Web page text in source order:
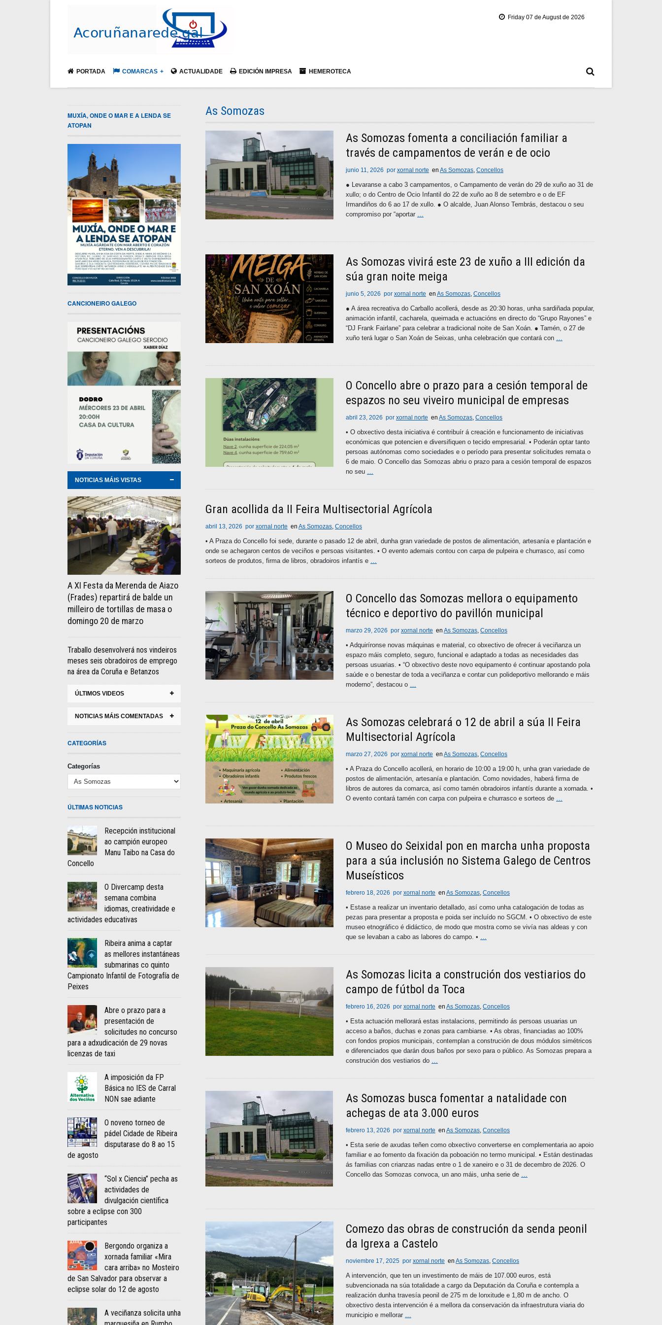
Friday 07 de August de 2026
PORTADA COMARCAS ACTUALIDADE EDICIÓN IMPRESA HEMEROTECA
As Somozas
As Somozas fomenta a conciliación familiar a
través de campamentos de verán e de ocio
junio 11, 2026 por xornal norte en As Somozas, Concellos
● Levaranse a cabo 3 campamentos, o Campamento de verán do 29 de xuño ao 31 de
xullo; o do Centro de Ocio Infantil do 22 de xuño ao 8 de setembro e o de EF
Irmandiños do 6 ao 17 de xullo. ● O alcalde, Juan Alonso Tembrás, destacou o seu
compromiso por “aportar …
As Somozas vivirá este 23 de xuño a III edición da
súa gran noite meiga
junio 5, 2026 por xornal norte en As Somozas, Concellos
● A área recreativa do Carballo acollerá, desde as 20:30 horas, unha sardiñada popular,
animación infantil, cacharela, queimada e actuacións en directo do “Grupo Rayones” e
“DJ Frank Fairlane” para celebrar a tradicional noite de San Xoán. ● Tamén, o 27 de
xuño terá lugar o San Xoán de Seixas, unha celebración que contará con …
O Concello abre o prazo para a cesión temporal de
espazos no seu viveiro municipal de empresas
abril 23, 2026 por xornal norte en As Somozas, Concellos
• O obxectivo desta iniciativa é contribuír á creación e funcionamento de iniciativas
económicas que potencien e diversifiquen o tecido empresarial. • Poderán optar tanto
persoas autónomas como sociedades e o período para presentar solicitudes remata o
6 de maio. O Concello das Somozas abriu o prazo para a cesión temporal de espazos
no seu …
Gran acollida da II Feira Multisectorial Agrícola
abril 13, 2026 por xornal norte en As Somozas, Concellos
• A Praza do Concello foi sede, durante o pasado 12 de abril, dunha gran variedade de postos de alimentación, artesanía e plantación e
onde se achegaron centos de veciños e persoas visitantes. • O evento ademais contou con carpa de pulpeira e churrasco, así como
sorteos de produtos, firma de libros, obradoiros infantís e …
O Concello das Somozas mellora o equipamento
técnico e deportivo do pavillón municipal
marzo 29, 2026 por xornal norte en As Somozas, Concellos
• Adquiríronse novas máquinas e material, co obxectivo de ofrecer á veciñanza un
espazo máis completo, seguro, funcional e adaptado a todas as necesidades das
persoas usuarias. • “O obxectivo deste novo equipamento é continuar apostando pola
saúde e o benestar de toda a veciñanza e contar cun polideportivo mellorando e máis
moderno”, destacou o …
As Somozas celebrará o 12 de abril a súa II Feira
Multisectorial Agrícola
marzo 27, 2026 por xornal norte en As Somozas, Concellos
• A Praza do Concello acollerá, en horario de 10:00 a 19:00 h, unha gran variedade de
postos de alimentación, artesanía e plantación. Como novidades, haberá firma de
libros de autores da comarca, así como tamén obradoiros infantís durante a xornada. •
O evento contará tamén con carpa con pulpeira e churrasco e sorteos de …
O Museo do Seixidal pon en marcha unha proposta
para a súa inclusión no Sistema Galego de Centros
Museísticos
febrero 18, 2026 por xornal norte en As Somozas, Concellos
• Estase a realizar un inventario detallado, así como unha catalogación de todas as
pezas para presentar a proposta e poida ser incluído no SGCM. • O obxectivo de este
museo etnográfico é didáctico, de modo que mostra como se vivía nas aldeas y con
que se levaban a cabo as labores do campo. • …
As Somozas licita a construción dos vestiarios do
campo de fútbol da Toca
febrero 16, 2026 por xornal norte en As Somozas, Concellos
• Esta actuación mellorará estas instalacions, permitindo ás persoas usuarias un
acceso a baños, duchas e zonas para cambiarse. • As obras, financiadas ao 100%
con fondos propios municipais, contemplan a construción de dous módulos simétricos
e diferenciados que darán dous baños por sexo para o público. As Somozas prepara a
construción dos vestiarios do …
As Somozas busca fomentar a natalidade con
achegas de ata 3.000 euros
febrero 13, 2026 por xornal norte en As Somozas, Concellos
• Esta serie de axudas teñen como obxectivo converterse en complementaria ao apoio
familiar e ao fomento da fixación da poboación no termo municipal. • Están destinadas
ás familias con crianzas nadas entre o 1 de xaneiro e o 31 de decembro de 2026. O
Concello das Somozas convoca, un ano máis, unha serie de …
Comezo das obras de construción da senda peonil
da Igrexa a Castelo
noviembre 17, 2025 por xornal norte en As Somozas, Concellos
A intervención, que ten un investimento de máis de 107.000 euros, está
subvencionada na súa totalidade a cargo da Deputación da Coruña e contempla a
realización dunha travesía peonil de 275 m de lonxitude e 1,80 m de ancho. O
obxectivo desta intervención é a mellora da conservación da infraestrutura viaria do
municipio e mellorar …
MUXÍA, ONDE O MAR E A LENDA SE
ATOPAN
CANCIONEIRO GALEGO
NOTICIAS MÁIS VISTAS
A XI Festa da Merenda de Aiazo
(Frades) repartirá de balde un
milleiro de tortillas de masa o
domingo 20 de marzo
Traballo desenvolverá nos vindeiros
meses seis obradoiros de emprego
na área da Coruña e Betanzos
ÚLTIMOS VIDEOS
NOTICIAS MÁIS COMENTADAS
CATEGORÍAS
Categorías
ÚLTIMAS NOTICIAS
Recepción institucional
ao campión europeo
Manu Taibo na Casa do
Concello
O Divercamp desta
semana combina
idiomas, creatividade e
actividades educativas
Ribeira anima a captar
as mellores instantáneas
submarinas co quinto
Campionato Infantil de Fotografía de
Peixes
Abre o prazo para a
presentación de
solicitudes no concurso
para a adxudicación de 29 novas
licenzas de taxi
A imposición da FP
Básica no IES de Carral
NON sae adiante
O noveno torneo de
pádel Cidade de Ribeira
disputarase do 8 ao 15
de agosto
“Sol x Ciencia” pecha as
actividades de
divulgación científica
sobre a eclipse con 300
participantes
Bergondo organiza a
xornada familiar «Mira
cara arriba» no Mosteiro
de San Salvador para observar a
eclipse solar do 12 de agosto
A veciñanza solicita unha